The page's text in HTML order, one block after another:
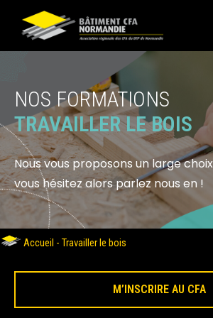
NOS FORMATIONS
TRAVAILLER LE BOIS
Nous vous proposons un large
vous hésitez alors parlez nous en !
Accueil - Travailler le bois
M’INSCRIRE AU CFA